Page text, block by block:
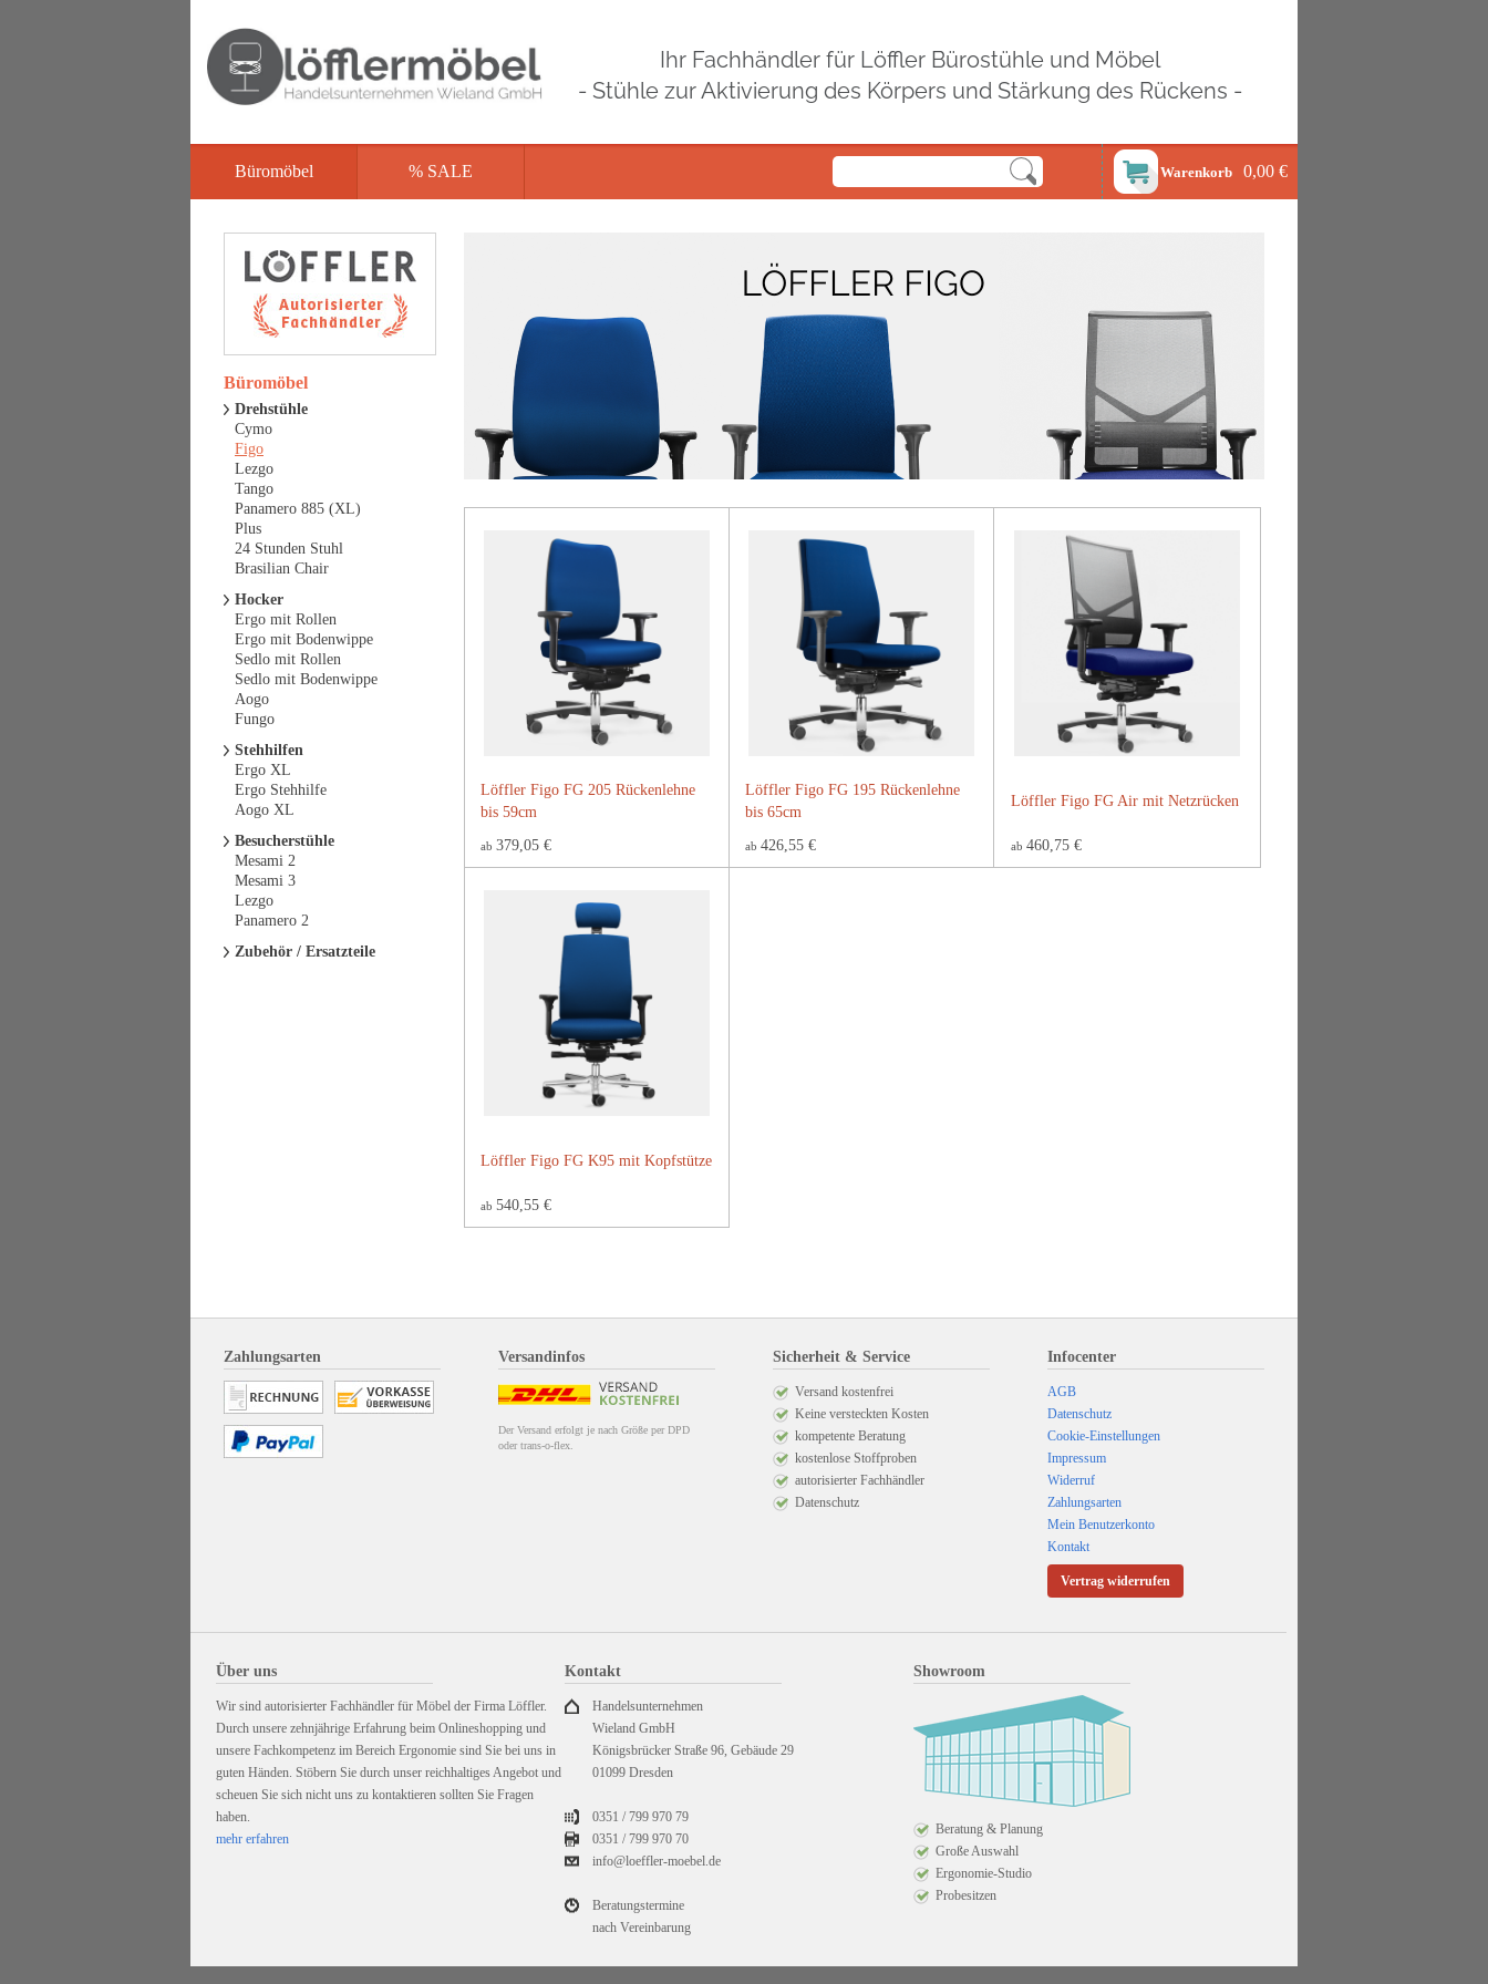
Ihr Fachhändler für Löffler Bürostühle und Möbel
- Stühle zur Aktivierung des Körpers und Stärkung des Rückens -
Büromöbel % SALE Warenkorb 0,00 €
Löffler Figo FG 205 Rückenlehne
bis 59cm
ab 379,05 €
Löffler Figo FG 195 Rückenlehne
bis 65cm
ab 426,55 €
Löffler Figo FG Air mit Netzrücken
ab 460,75 €
Löffler Figo FG K95 mit Kopfstütze
ab 540,55 €
Büromöbel
Drehstühle
Cymo
Figo
Lezgo
Tango
Panamero 885 (XL)
Plus
24 Stunden Stuhl
Brasilian Chair
Hocker
Ergo mit Rollen
Ergo mit Bodenwippe
Sedlo mit Rollen
Sedlo mit Bodenwippe
Aogo
Fungo
Stehhilfen
Ergo XL
Ergo Stehhilfe
Aogo XL
Besucherstühle
Mesami 2
Mesami 3
Lezgo
Panamero 2
Zubehör / Ersatzteile
Zahlungsarten Versandinfos
Der Versand erfolgt je nach Größe per DPD
oder trans-o-flex.
Sicherheit & Service
Versand kostenfrei
Keine versteckten Kosten
kompetente Beratung
kostenlose Stoffproben
autorisierter Fachhändler
Datenschutz
Infocenter
AGB
Datenschutz
Cookie-Einstellungen
Impressum
Widerruf
Zahlungsarten
Mein Benutzerkonto
Kontakt
Vertrag widerrufen
Über uns
Wir sind autorisierter Fachhändler für Möbel der Firma Löffler.
Durch unsere zehnjährige Erfahrung beim Onlineshopping und
unsere Fachkompetenz im Bereich Ergonomie sind Sie bei uns in
guten Händen. Stöbern Sie durch unser reichhaltiges Angebot und
scheuen Sie sich nicht uns zu kontaktieren sollten Sie Fragen
haben.
mehr erfahren
Kontakt
Handelsunternehmen
Wieland GmbH
Königsbrücker Straße 96, Gebäude 29
01099 Dresden
0351 / 799 970 79
0351 /799 970 70
info@loeffler-moebel.de
Beratungstermine
nach Vereinbarung
Showroom
Beratung & Planung
Große Auswahl
Ergonomie-Studio
Probesitzen